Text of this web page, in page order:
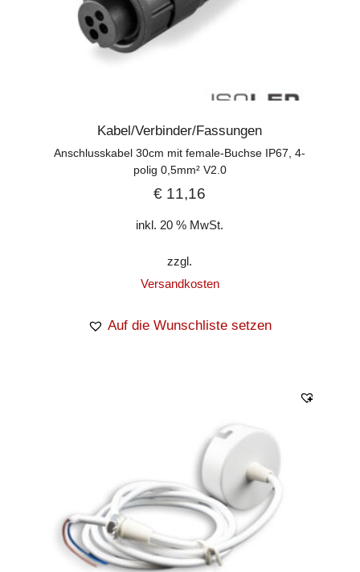
Kabel/Verbinder/Fassungen
Anschlusskabel 30cm mit female-Buchse IP67, 4-
polig 0,5mm² V2.0
€ 11,16
inkl. 20 % MwSt.
zzgl.
Versandkosten
Auf die Wunschliste setzen